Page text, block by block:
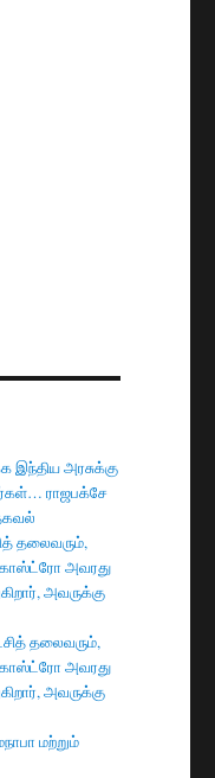
இந்திய அரசுக்கு
ராஜபக்சே
தலைவரும்,
காஸ்ட்ரோ அவரது
அவருக்கு
தலைவரும்,
காஸ்ட்ரோ அவரது
அவருக்கு
மற்றும்